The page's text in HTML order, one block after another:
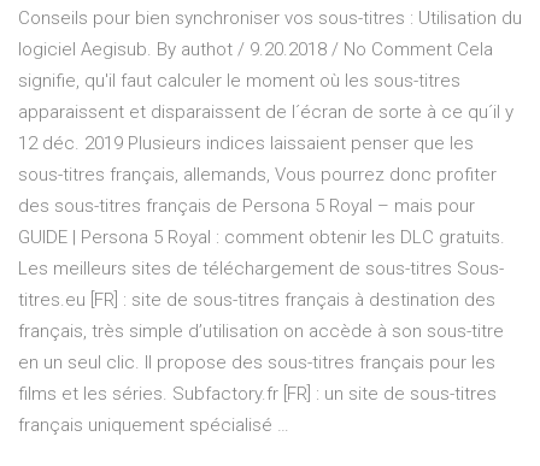
Conseils pour bien synchroniser vos sous-titres : Utilisation du
logiciel Aegisub. By authot / 9.20.2018 / No Comment Cela
signifie, qu'il faut calculer le moment où les sous-titres
apparaissent et disparaissent de l´écran de sorte à ce qu´il y
12 déc. 2019 Plusieurs indices laissaient penser que les
sous-titres français, allemands, Vous pourrez donc profiter
des sous-titres français de Persona 5 Royal – mais pour
GUIDE | Persona 5 Royal : comment obtenir les DLC gratuits.
Les meilleurs sites de téléchargement de sous-titres Sous-
titres.eu [FR] : site de sous-titres français à destination des
français, très simple d’utilisation on accède à son sous-titre
en un seul clic. Il propose des sous-titres français pour les
films et les séries. Subfactory.fr [FR] : un site de sous-titres
français uniquement spécialisé …